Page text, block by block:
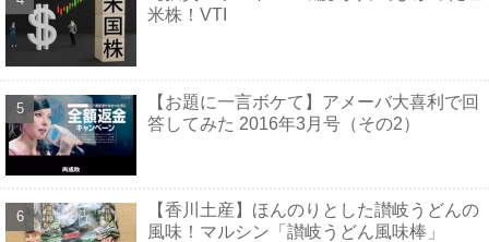
米株！VTI
【お題に一言ボケて】アメーバ大喜利で回
答してみた 2016年3月号（その2）
【香川土産】ほんのりとした讃岐うどんの
風味！マルシン「讃岐うどん風味棒」